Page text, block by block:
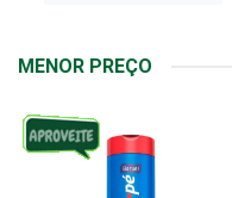
MENOR PREÇO